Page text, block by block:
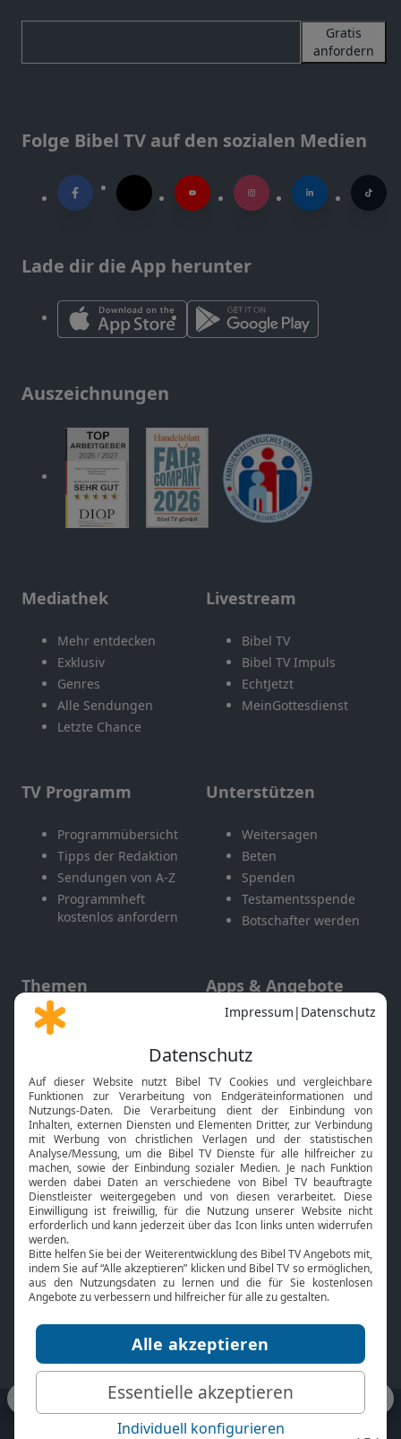
Gratis
anfordern
Folge Bibel TV auf den sozialen Medien
Lade dir die App herunter
Auszeichnungen
Mediathek
Mehr entdecken
Exklusiv
Genres
Alle Sendungen
Letzte Chance
Livestream
Bibel TV
Bibel TV Impuls
EchtJetzt
MeinGottesdienst
TV Programm
Programmübersicht
Tipps der Redaktion
Sendungen von A-Z
Programmheft
kostenlos anfordern
Unterstützen
Weitersagen
Beten
Spenden
Testamentsspende
Botschafter werden
Themen
Gott und Bibel erklärt
Neuigkeiten
Apps & Angebote
Mobile App
Smart TV
HbbTV
Bibelthek Online-Bibel
Nächster Gottesdienst
Bibel TV
Über uns
Jobs
Mediadaten
Service
Kontakt
TV-Empfang
bibeltv.de: Impressum
Datenschutz
Nutzungsbedingungen